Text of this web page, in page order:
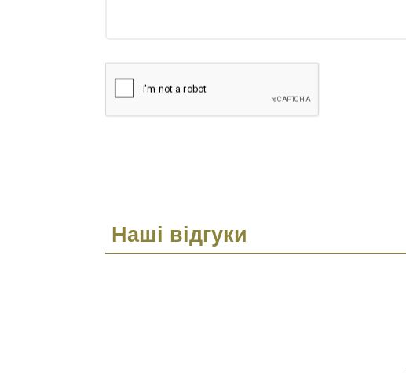
Наші відгуки